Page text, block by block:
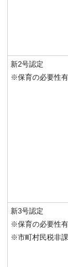
新2号認定
※保育の必要性有
新3号認定
※保育の必要性有
※市町村民税非